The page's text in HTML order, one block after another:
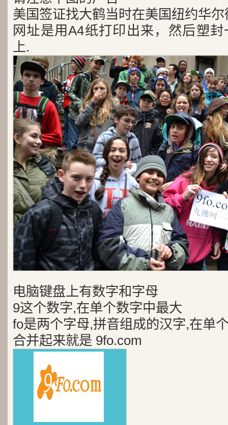
美国签证找大鹤当时在美国纽约华
网址是用A4纸打印出来，然后塑
上.
电脑键盘上有数字和字母
9这个数字,在单个数字中最大
fo是两个字母,拼音组成的汉字,在单
合并起来就是 9fo.com